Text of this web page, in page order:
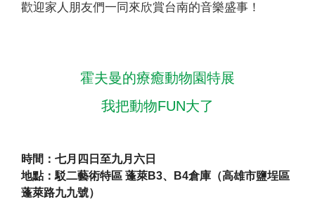
歡迎家人朋友們一同來欣賞台南的音樂盛事！
霍夫曼的療癒動物園特展
我把動物FUN大了
時間：七月四日至九月六日
地點：駁二藝術特區 蓬萊B3、B4倉庫（高雄市鹽埕區
蓬萊路九九號）